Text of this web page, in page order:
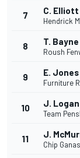
7 C. Elliott
Hendrick
8 T. Bayne
Roush
9 E. Jones
Furniture
10 J.
Team
11 J.
Chip